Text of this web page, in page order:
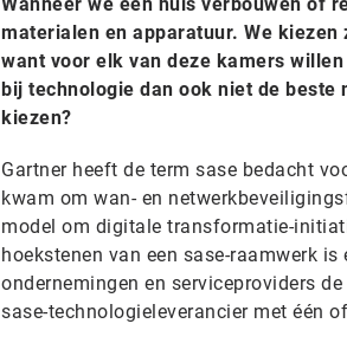
materialen en apparatuur. We
want voor elk van deze kamers
bij technologie dan ook niet de
kiezen?
Gartner heeft de term sase bedacht
kwam om wan- en
model om digitale transformatie-
hoekstenen van een sase-raamwerk
ondernemingen en serviceproviders
sase-technologieleverancier met één